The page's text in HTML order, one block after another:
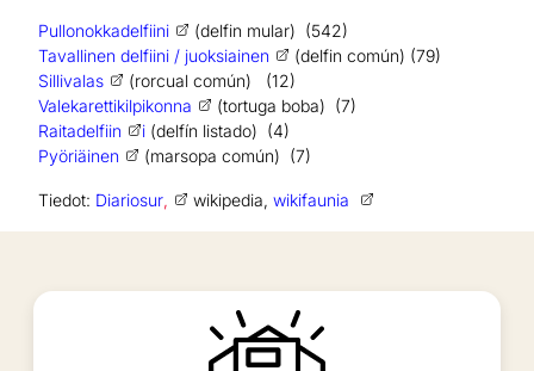
Pullonokkadelfiini
(delfin mular) (542)
Tavallinen delfiini / juoksiainen
(delfin común) (79)
Sillivalas
(rorcual común) (12)
Valekarettikilpikonna
(tortuga boba) (7)
Raitadelfiin
i(delfín listado) (4)
Pyöriäinen
(marsopa común) (7)
Tiedot: Diariosur, wikipedia, wikifaunia